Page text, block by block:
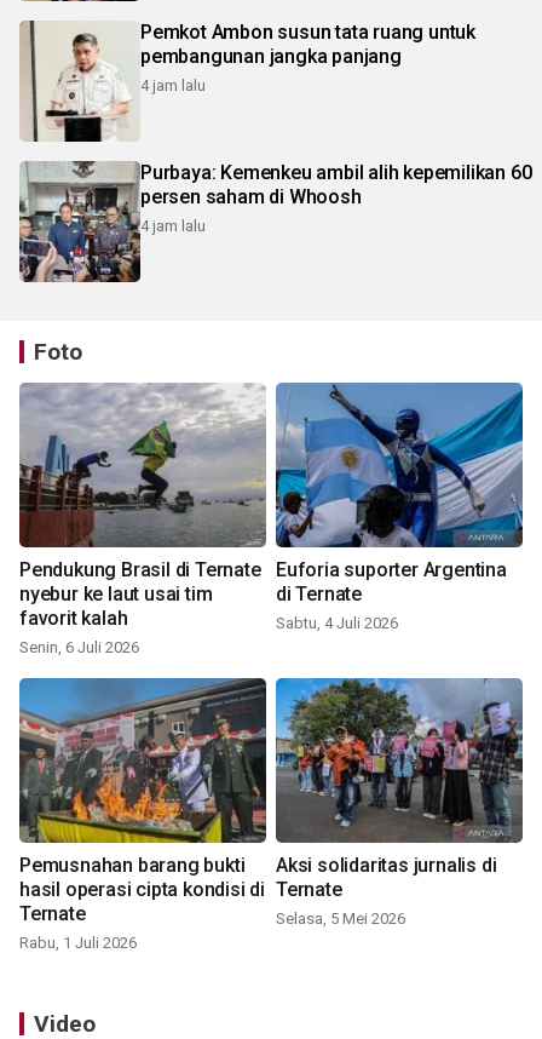
Pemkot Ambon susun tata ruang untuk
pembangunan jangka panjang
4 jam lalu
Purbaya: Kemenkeu ambil alih kepemilikan 60
persen saham di Whoosh
4 jam lalu
Foto
Pendukung Brasil di Ternate
nyebur ke laut usai tim
favorit kalah
Senin, 6 Juli 2026
Euforia suporter Argentina
di Ternate
Sabtu, 4 Juli 2026
Pemusnahan barang bukti
hasil operasi cipta kondisi di
Ternate
Rabu, 1 Juli 2026
Aksi solidaritas jurnalis di
Ternate
Selasa, 5 Mei 2026
Video